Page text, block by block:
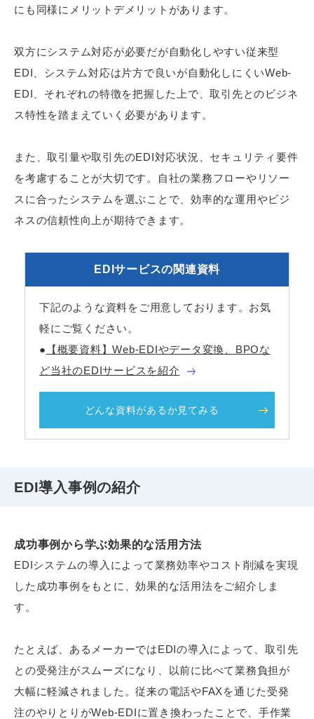
にも同様にメリットデメリットがあります。
双方にシステム対応が必要だが自動化しやすい従来型
EDI、システム対応は片方で良いが自動化しにくいWeb-
EDI、それぞれの特徴を把握した上で、取引先とのビジネ
ス特性を踏まえていく必要があります。
また、取引量や取引先のEDI対応状況、セキュリティ要件
を考慮することが大切です。自社の業務フローやリソー
スに合ったシステムを選ぶことで、効率的な運用やビジ
ネスの信頼性向上が期待できます。
EDIサービスの関連資料
下記のような資料をご用意しております。お気
軽にご覧ください。
●
【概要資料】Web-EDIやデータ変換、BPOな
ど当社のEDIサービスを紹介
どんな資料があるか見てみる
EDI導入事例の紹介
成功事例から学ぶ効果的な活用方法
EDIシステムの導入によって業務効率やコスト削減を実現
した成功事例をもとに、効果的な活用法をご紹介しま
す。
たとえば、あるメーカーではEDIの導入によって、取引先
との受発注がスムーズになり、以前に比べて業務負担が
大幅に軽減されました。従来の電話やFAXを通じた受発
注のやりとりがWeb-EDIに置き換わったことで、手作業